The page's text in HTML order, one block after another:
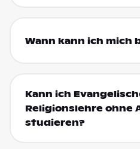
Wann kann ich mich
Kann ich
Religionslehre ohne
studieren?